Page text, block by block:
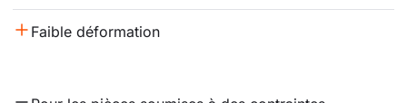
Faible déformation